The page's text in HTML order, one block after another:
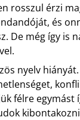
rosszul érzi
és
De még így is
nyelv
félre